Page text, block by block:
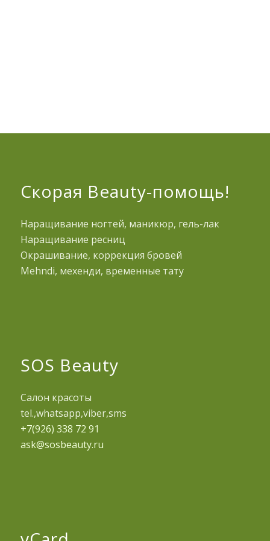
Скорая Beauty-помощь!
Наращивание ногтей, маникюр, гель-лак
Наращивание ресниц
Окрашивание, коррекция бровей
Mehndi, мехенди, временные тату
SOS Beauty
Салон красоты
tel.,whatsapp,viber,sms
+7(926) 338 72 91
ask@sosbeauty.ru